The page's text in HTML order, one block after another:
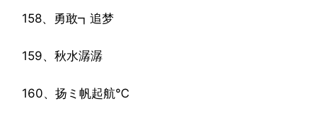
158、勇敢┓追梦
159、秋水潺潺
160、扬ミ帆起航℃